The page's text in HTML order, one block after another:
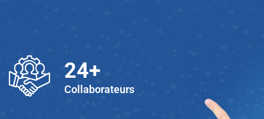
25+
Collaborateurs